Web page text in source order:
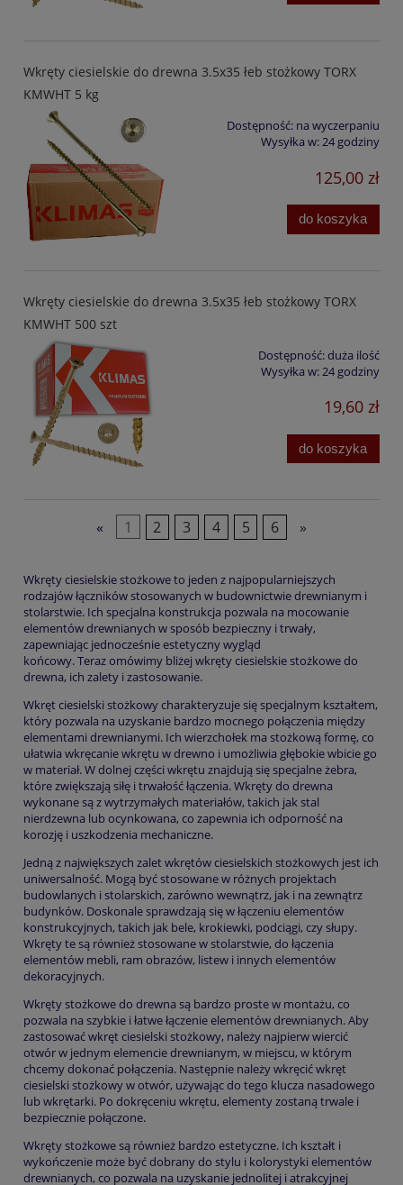
Wkręty ciesielskie do drewna 3.5x35 łeb stożkowy TORX
KMWHT 5 kg
Dostępność: na wyczerpaniu
Wysyłka w:24 godziny
125,00 zł
do koszyka
Wkręty ciesielskie do drewna 3.5x35 łeb stożkowy TORX
KMWHT 500 szt
Dostępność:duża ilość
Wysyłka w:24 godziny
19,60 zł
do koszyka
« 1 2 3 4 5 6 »
Wkręty ciesielskie stożkowe to jeden z najpopularniejszych
rodzajów łączników stosowanych w budownictwie drewnianym i
stolarstwie. Ich specjalna konstrukcja pozwala na mocowanie
elementów drewnianych w sposób bezpieczny i trwały,
zapewniając jednocześnie estetyczny wygląd
końcowy. Teraz omówimy bliżej wkręty ciesielskie stożkowe do
drewna, ich zalety i zastosowanie.
Wkręt ciesielski stożkowy charakteryzuje się specjalnym kształtem,
który pozwala na uzyskanie bardzo mocnego połączenia między
elementami drewnianymi. Ich wierzchołek ma stożkową formę, co
ułatwia wkręcanie wkrętu w drewno i umożliwia głębokie wbicie go
w materiał. W dolnej części wkrętu znajdują się specjalne żebra,
które zwiększają siłę i trwałość łączenia. Wkręty do drewna
wykonane są z wytrzymałych materiałów, takich jak stal
nierdzewna lub ocynkowana, co zapewnia ich odporność na
korozję i uszkodzenia mechaniczne.
Jedną z największych zalet wkrętów ciesielskich stożkowych jest ich
uniwersalność. Mogą być stosowane w różnych projektach
budowlanych i stolarskich, zarówno wewnątrz, jak i na zewnątrz
budynków. Doskonale sprawdzają się w łączeniu elementów
konstrukcyjnych, takich jak bele, krokiewki, podciągi, czy słupy.
Wkręty te są również stosowane w stolarstwie, do łączenia
elementów mebli, ram obrazów, listew i innych elementów
dekoracyjnych.
Wkręty stożkowe do drewna są bardzo proste w montażu, co
pozwala na szybkie i łatwe łączenie elementów drewnianych. Aby
zastosować wkręt ciesielski stożkowy, należy najpierw wiercić
otwór w jednym elemencie drewnianym, w miejscu, w którym
chcemy dokonać połączenia. Następnie należy wkręcić wkręt
ciesielski stożkowy w otwór, używając do tego klucza nasadowego
lub wkrętarki. Po dokręceniu wkrętu, elementy zostaną trwale i
bezpiecznie połączone.
Wkręty stożkowe są również bardzo estetyczne. Ich kształt i
wykończenie może być dobrany do stylu i kolorystyki elementów
drewnianych, co pozwala na uzyskanie jednolitej i atrakcyjnej